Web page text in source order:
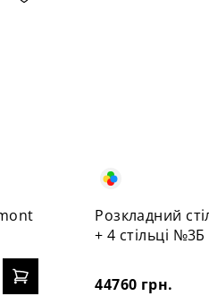
Розкладний
+ 4 стільці №3Б
44760 грн.